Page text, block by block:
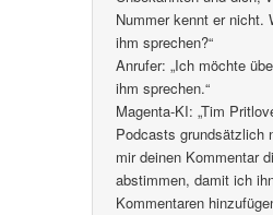
Nummer kennt er nicht.
ihm sprechen?“
Anrufer: „Ich möchte
ihm sprechen.“
Magenta-KI: „Tim
Podcasts grundsätzlich
mir deinen Kommentar
abstimmen, damit ich
Kommentaren